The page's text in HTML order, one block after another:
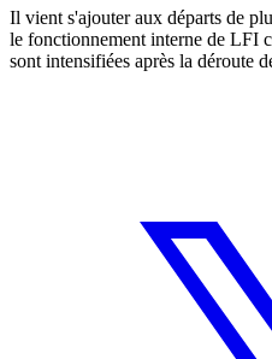
Il vient s'ajouter aux départs de
le fonctionnement interne de LFI
sont intensifiées après la déroute